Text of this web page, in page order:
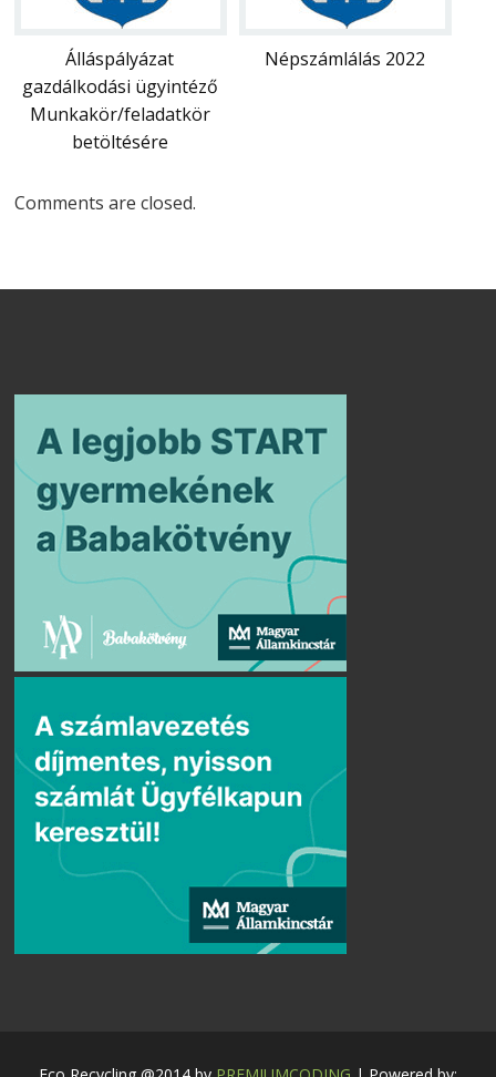
Álláspályázat
gazdálkodási ügyintéző
Munkakör/feladatkör
betöltésére
Népszámlálás 2022
Comments are closed.